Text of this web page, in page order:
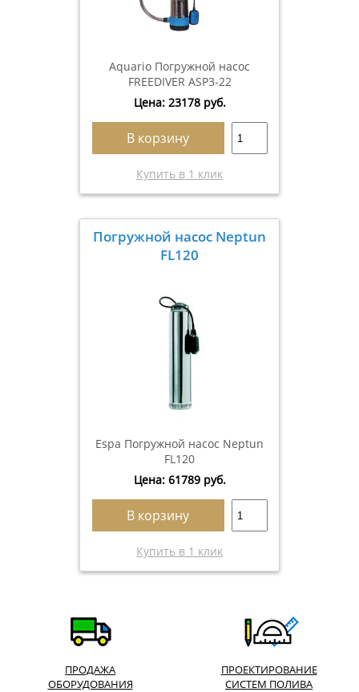
Aquario Погружной насос
FREEDIVER ASP3-22
Цена: 23178 руб.
В корзину
Купить в 1 клик
Погружной насос Neptun
FL120
Espa Погружной насос Neptun
FL120
Цена: 61789 руб.
В корзину
Купить в 1 клик
ПРОДАЖА
ОБОРУДОВАНИЯ
ПРОЕКТИРОВАНИЕ
СИСТЕМ ПОЛИВА